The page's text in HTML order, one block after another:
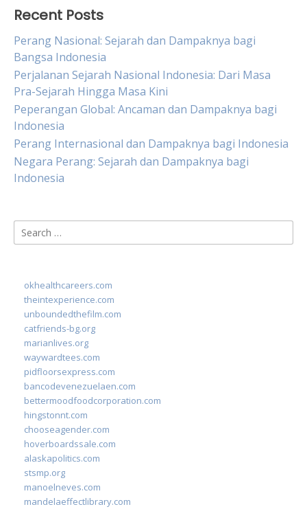
Recent Posts
Perang Nasional: Sejarah dan Dampaknya bagi
Bangsa Indonesia
Perjalanan Sejarah Nasional Indonesia: Dari Masa
Pra-Sejarah Hingga Masa Kini
Peperangan Global: Ancaman dan Dampaknya bagi
Indonesia
Perang Internasional dan Dampaknya bagi Indonesia
Negara Perang: Sejarah dan Dampaknya bagi
Indonesia
Search
for:
okhealthcareers.com
theintexperience.com
unboundedthefilm.com
catfriends-bg.org
marianlives.org
waywardtees.com
pidfloorsexpress.com
bancodevenezuelaen.com
bettermoodfoodcorporation.com
hingstonnt.com
chooseagender.com
hoverboardssale.com
alaskapolitics.com
stsmp.org
manoelneves.com
mandelaeffectlibrary.com